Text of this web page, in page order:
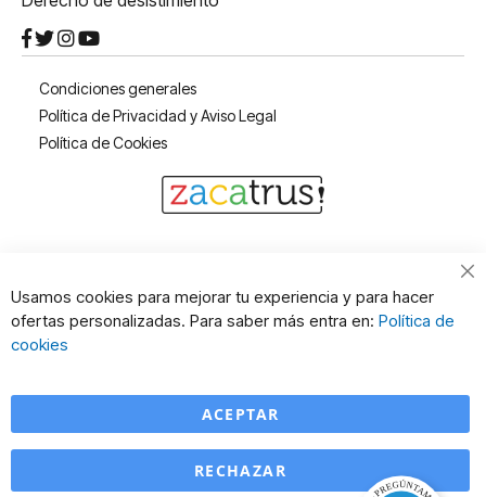
Condiciones generales
Política de Privacidad y Aviso Legal
Política de Cookies
Usamos cookies para mejorar tu experiencia y para hacer
ofertas personalizadas. Para saber más entra en: Política de
cookies
ACEPTAR
RECHAZAR